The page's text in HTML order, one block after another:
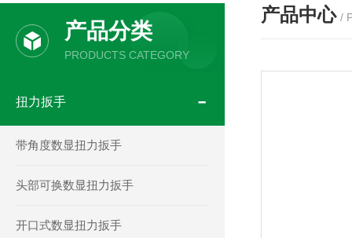
产品分类
PRODUCTS CATEGORY
扭力扳手
带角度数显扭力扳手
头部可换数显扭力扳手
开口式数显扭力扳手
产品中心 /